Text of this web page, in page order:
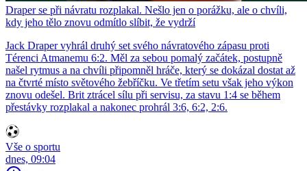
Draper se při návratu rozplakal. Nešlo jen o porážku, ale o chvíli,
kdy jeho tělo znovu odmítlo slíbit, že vydrží
Jack Draper vyhrál druhý set svého návratového zápasu proti
Térenci Atmanemu 6:2. Měl za sebou pomalý začátek, postupně
našel rytmus a na chvíli připomněl hráče, který se dokázal dostat až
na čtvrté místo světového žebříčku. Ve třetím setu však jeho výkon
znovu odešel. Brit ztrácel sílu při servisu, za stavu 1:4 se během
přestávky rozplakal a nakonec prohrál 3:6, 6:2, 2:6.
Vše o sportu
dnes, 09:04